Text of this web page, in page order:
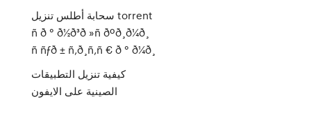
سحابة أطلس تنزيل torrent
ñ ð ° ð½ð³ð »ñ ðºð¸ð¼ð¸
ñ ñƒð ± ñ‚ð¸ñ‚ñ € ð ° ð¼ð¸
كيفية تنزيل التطبيقات
الصينية على الايفون